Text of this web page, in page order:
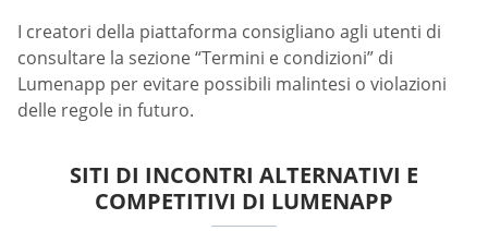
I creatori della piattaforma consigliano agli utenti di
consultare la sezione “Termini e condizioni” di
Lumenapp per evitare possibili malintesi o violazioni
delle regole in futuro.
SITI DI INCONTRI ALTERNATIVI E
COMPETITIVI DI LUMENAPP